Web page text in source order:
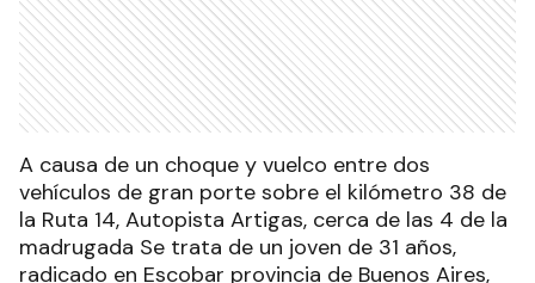
A causa de un choque y vuelco entre dos
vehículos de gran porte sobre el kilómetro 38 de
la Ruta 14, Autopista Artigas, cerca de las 4 de la
madrugada Se trata de un joven de 31 años,
radicado en Escobar provincia de Buenos Aires,